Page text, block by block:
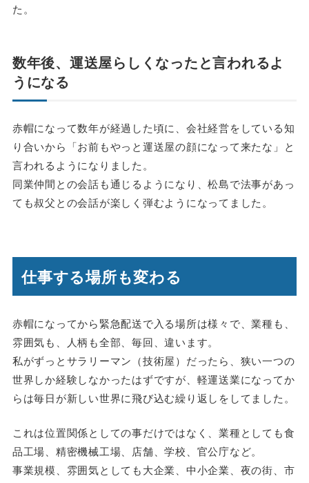
た。
数年後、運送屋らしくなったと言われるよ
うになる
赤帽になって数年が経過した頃に、会社経営をしている知
り合いから「お前もやっと運送屋の顔になって来たな」と
言われるようになりました。
同業仲間との会話も通じるようになり、松島で法事があっ
ても叔父との会話が楽しく弾むようになってました。
仕事する場所も変わる
赤帽になってから緊急配送で入る場所は様々で、業種も、
雰囲気も、人柄も全部、毎回、違います。
私がずっとサラリーマン（技術屋）だったら、狭い一つの
世界しか経験しなかったはずですが、軽運送業になってか
らは毎日が新しい世界に飛び込む繰り返しをしてました。
これは位置関係としての事だけではなく、業種としても食
品工場、精密機械工場、店舗、学校、官公庁など。
事業規模、雰囲気としても大企業、中小企業、夜の街、市